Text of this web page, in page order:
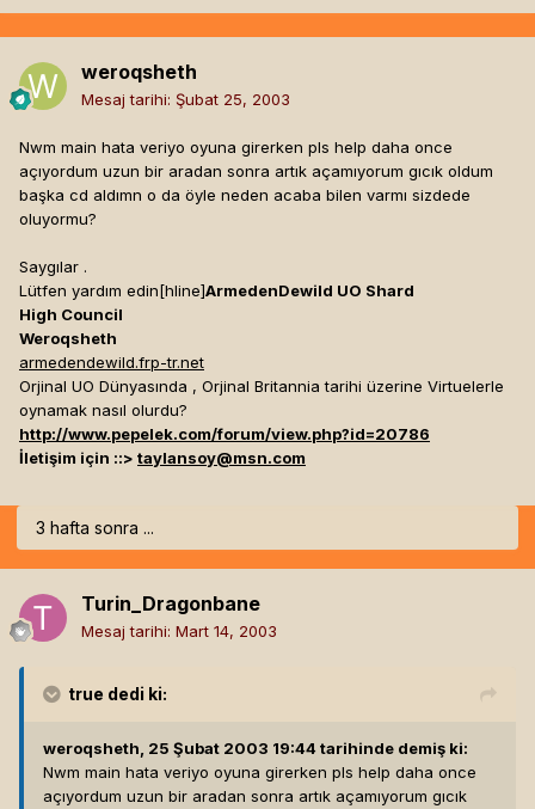
weroqsheth
Mesaj tarihi: Şubat 25, 2003
Nwm main hata veriyo oyuna girerken pls help daha once
açıyordum uzun bir aradan sonra artık açamıyorum gıcık oldum
başka cd aldımn o da öyle neden acaba bilen varmı sizdede
oluyormu?
Saygılar .
Lütfen yardım edin[hline]ArmedenDewild UO Shard
High Council
Weroqsheth
armedendewild.frp-tr.net
Orjinal UO Dünyasında , Orjinal Britannia tarihi üzerine Virtuelerle
oynamak nasıl olurdu?
http://www.pepelek.com/forum/view.php?id=20786
İletişim için ::> taylansoy@msn.com
3 hafta sonra ...
Turin_Dragonbane
Mesaj tarihi: Mart 14, 2003
true dedi ki:
weroqsheth, 25 Şubat 2003 19:44 tarihinde demiş ki:
Nwm main hata veriyo oyuna girerken pls help daha once
açıyordum uzun bir aradan sonra artık açamıyorum gıcık